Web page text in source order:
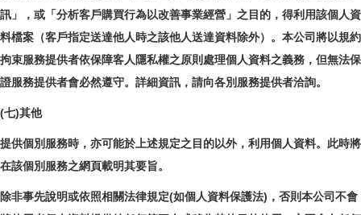
訊」，或「分析客戶購買行為以改善事業經營」之目的，得利用該個人資
料檔案（客戶指定送達他人時之該他人送達資料除外）。本公司將以規約
拘束服務提供者依保障客人隱私權之原則處理個人資料之義務，但無法保
證服務提供者會必然遵守。詳細資訊，請向各別服務提供者洽詢。
(七)其他
提供個別服務時，亦可能於上述規定之目的以外，利用個人資料。此時將
在該個別服務之網頁載明其要旨。
除非事先說明或依照相關法律規定(如個人資料保護法)，否則本公司不會